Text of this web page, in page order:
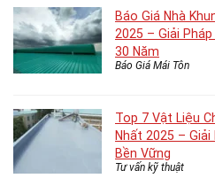
Báo Giá Nhà
2025 – Giải
30 Năm
Báo Giá Mái Tôn
Top 7 Vật Liệu
Nhất 2025 – Giải
Bền Vững
Tư vấn kỹ thuật